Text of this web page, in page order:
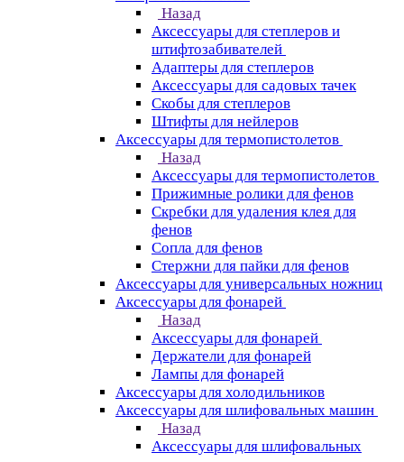
Назад
Аксессуары для степлеров и
штифтозабивателей
Адаптеры для степлеров
Аксессуары для садовых тачек
Скобы для степлеров
Штифты для нейлеров
Аксессуары для термопистолетов
Назад
Аксессуары для термопистолетов
Прижимные ролики для фенов
Скребки для удаления клея для
фенов
Сопла для фенов
Стержни для пайки для фенов
Аксессуары для универсальных ножниц
Аксессуары для фонарей
Назад
Аксессуары для фонарей
Держатели для фонарей
Лампы для фонарей
Аксессуары для холодильников
Аксессуары для шлифовальных машин
Назад
Аксессуары для шлифовальных